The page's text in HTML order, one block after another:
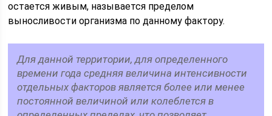
остается живым, называется пределом
выносливости организма по данному фактору.
Для данной территории, для определенного
времени года средняя величина интенсивности
отдельных факторов является более или менее
постоянной величиной или колеблется в